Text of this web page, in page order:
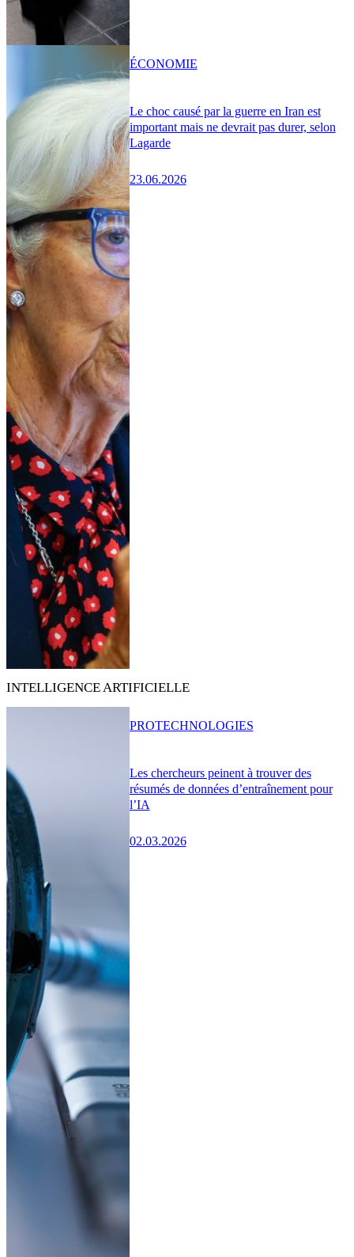
Le choc causé par la guerre en Iran est
important mais ne devrait pas durer, selon
Lagarde
23.06.2026
ÉCONOMIE
INTELLIGENCE ARTIFICIELLE
Les chercheurs peinent à trouver des
résumés de données d’entraînement pour
l’IA
02.03.2026
PROTECHNOLOGIES